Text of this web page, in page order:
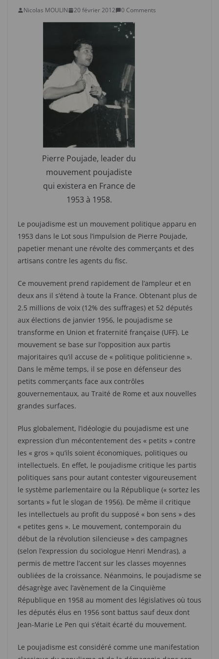
Nicolas MOULIN 20 février 2012 0 Comments
Pierre Poujade, leader du
mouvement poujadiste
qui existera en France de
1953 à 1958.
Le poujadisme est un mouvement politique apparu en
1953 dans le Lot sous l’impulsion de Pierre Poujade,
papetier menant une révolte des commerçants et des
artisans contre les agents du fisc.
Ce mouvement prend rapidement de l’ampleur et en
deux ans il s’étend à toute la France. Obtenant plus de
2.5 millions de voix (12% des suffrages) et 52 députés
aux élections de janvier 1956, le poujadisme se
transforme en Union et fraternité française (UFF). Le
mouvement se base sur l’opposition aux partis
majoritaires qu’il accuse de « politique politicienne ».
Dans le même temps, il se pose en défenseur des
petits commerçants face aux contrôles
gouvernementaux, au Traité de Rome et aux nouvelles
grandes surfaces.
Plus globalement, l’idéologie du poujadisme est une
expression d’un mécontentement des « petits » contre
les « gros » qu’ils soient économiques, politiques ou
intellectuels. En effet, le poujadisme critique les partis
politiques sans pour autant contester vigoureusement
le système parlementaire ou la République (« sortez les
sortants » fut le slogan de 1956). De même il critique
les intellectuels au profit du supposé « bon sens » des
« petites gens ». Le mouvement, contemporain du
début de la révolution silencieuse » des campagnes
(selon l’expression du sociologue Henri Mendras), a
permis de mettre l’accent sur les classes moyennes
oubliées de la croissance. Néanmoins, le poujadisme se
désagrège avec l’avènement de la Cinquième
République en 1958 au moment des législatives où tous
les députés élus en 1956 sont battus sauf deux dont
Jean-Marie Le Pen qui s’était écarté du mouvement.
Le poujadisme est considéré comme une manifestation